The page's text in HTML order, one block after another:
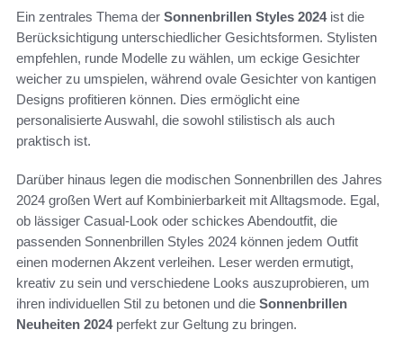
Ein zentrales Thema der Sonnenbrillen Styles 2024ist die
Berücksichtigung unterschiedlicher Gesichtsformen. Stylisten
empfehlen, runde Modelle zu wählen, um eckige Gesichter
weicher zu umspielen, während ovale Gesichter von kantigen
Designs profitieren können. Dies ermöglicht eine
personalisierte Auswahl, die sowohl stilistisch als auch
praktisch ist.
Darüber hinaus legen die modischen Sonnenbrillen des Jahres
2024 großen Wert auf Kombinierbarkeit mit Alltagsmode. Egal,
ob lässiger Casual-Look oder schickes Abendoutfit, die
passenden Sonnenbrillen Styles 2024 können jedem Outfit
einen modernen Akzent verleihen. Leser werden ermutigt,
kreativ zu sein und verschiedene Looks auszuprobieren, um
ihren individuellen Stil zu betonen und die Sonnenbrillen
Neuheiten 2024perfekt zur Geltung zu bringen.